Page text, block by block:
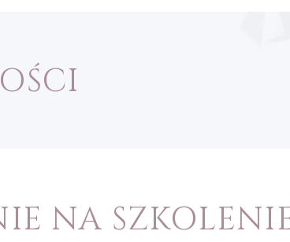
NA